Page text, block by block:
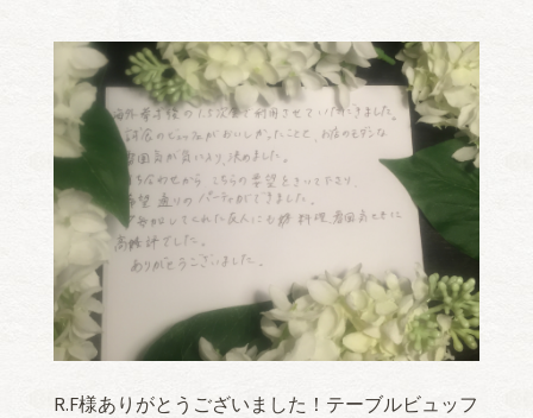
R.F様ありがとうございました！テーブルビュッフ